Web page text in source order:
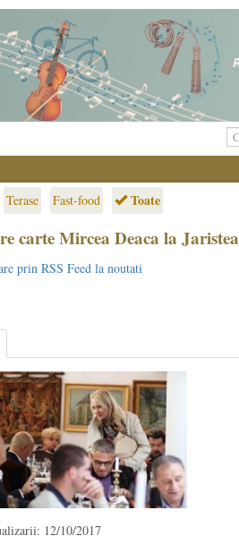
Terase Fast-food Toate
carte Mircea Deaca la Jaristea
prin RSS Feed la noutati
12/10/2017